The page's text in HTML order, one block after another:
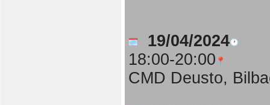
19/04/2024
18:00-20:00
CMD Deusto,